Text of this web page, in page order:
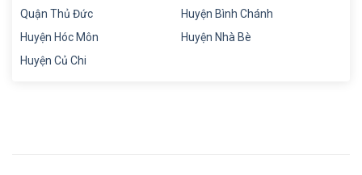
Quận Thủ Đức
Huyện Bình Chánh
Huyện Hóc Môn
Huyện Nhà Bè
Huyện Củ Chi